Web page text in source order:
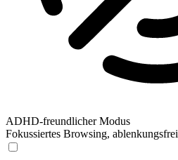
ADHD-freundlicher Modus
Fokussiertes Browsing, ablenkungsfrei